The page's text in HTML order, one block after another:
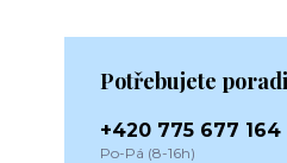
Potřebujete
+420 775 677 164
Po-Pá (8-16h)